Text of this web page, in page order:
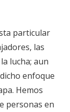
particular
las
lucha; aun
enfoque
Hemos
personas en